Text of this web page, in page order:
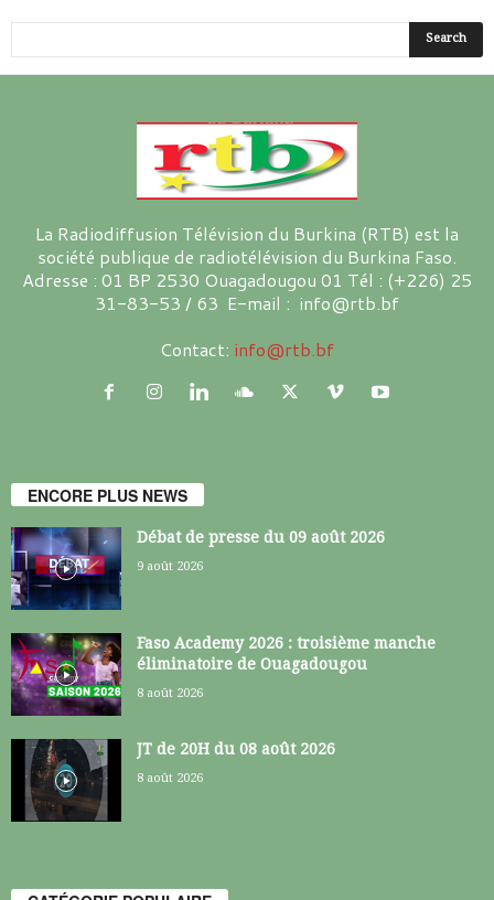
La Radiodiffusion Télévision du Burkina (RTB) est la
société publique de radiotélévision du Burkina Faso.
Adresse : 01 BP 2530 Ouagadougou 01 Tél : (+226) 25
31-83-53 / 63 E-mail : info@rtb.bf
Contact: info@rtb.bf
ENCORE PLUS NEWS
Débat de presse du 09 août 2026
9 août 2026
Faso Academy 2026 : troisième manche
éliminatoire de Ouagadougou
8 août 2026
JT de 20H du 08 août 2026
8 août 2026